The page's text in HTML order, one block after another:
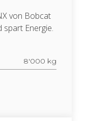
von Bob­cat
spart En­er­gie.
8'000 kg